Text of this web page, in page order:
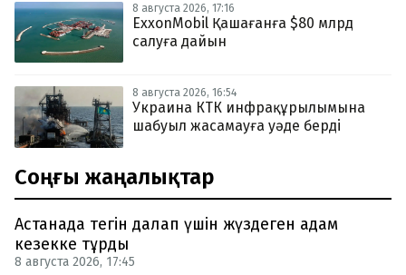
8 августа 2026, 17:16
ExxonMobil Қашағанға $80 млрд
салуға дайын
8 августа 2026, 16:54
Украина КТК инфрақұрылымына
шабуыл жасамауға уәде берді
Соңғы жаңалықтар
Астанада тегін далап үшін жүздеген адам
кезекке тұрды
8 августа 2026, 17:45